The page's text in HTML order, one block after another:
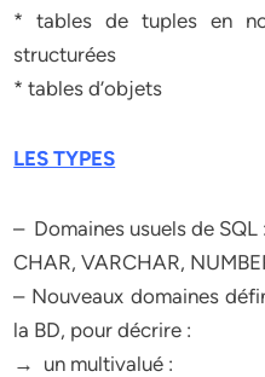
* tables de tuples en
structurées
* tables d’objets
LES TYPES
– Domaines usuels de SQL :
CHAR, VARCHAR,
– Nouveaux domaines
la BD, pour décrire :
→ un multivalué :